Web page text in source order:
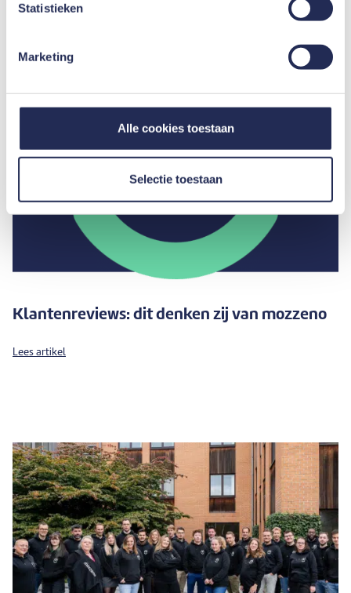
Statistieken
Marketing
Alle cookies toestaan
Selectie toestaan
Klantenreviews: dit denken zij van mozzeno
Lees artikel